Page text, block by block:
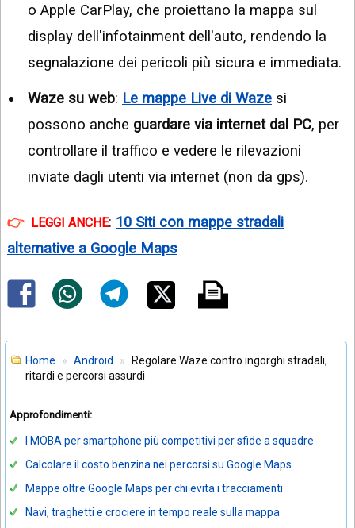
o Apple CarPlay, che proiettano la mappa sul
display dell'infotainment dell'auto, rendendo la
segnalazione dei pericoli più sicura e immediata.
Waze su web: Le mappe Live di Waze si
possono anche guardare via internet dal PC, per
controllare il traffico e vedere le rilevazioni
inviate dagli utenti via internet (non da gps).
LEGGI ANCHE: 10 Siti con mappe stradali
alternative a Google Maps
Home Android
Regolare Waze contro ingorghi stradali,
ritardi e percorsi assurdi
Approfondimenti:
I MOBA per smartphone più competitivi per sfide a squadre
Calcolare il costo benzina nei percorsi su Google Maps
Mappe oltre Google Maps per chi evita i tracciamenti
Navi, traghetti e crociere in tempo reale sulla mappa